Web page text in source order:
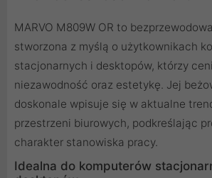
MARVO M809W OR to
stworzona z myślą o użytkownikach
stacjonarnych i desktopów, którzy
niezawodność oraz estetykę. Jej
doskonale wpisuje się w aktualne
przestrzeni biurowych, podkreślając
charakter stanowiska pracy.
Idealna do komputerów